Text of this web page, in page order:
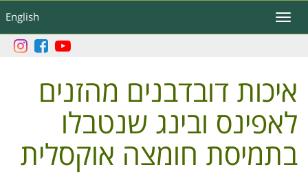
לתוכן
העיקרי
English
Toggle
navigation
איכות דובדבנים מהזנים
לאפינס ובינג שנטבלו
בתמיסת חומצה אוקסלית